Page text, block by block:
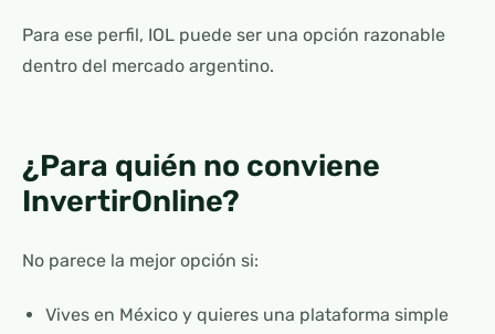
Para ese perfil, IOL puede ser una opción razonable
dentro del mercado argentino.
¿Para quién no conviene
InvertirOnline?
No parece la mejor opción si:
Vives en México y quieres una plataforma simple